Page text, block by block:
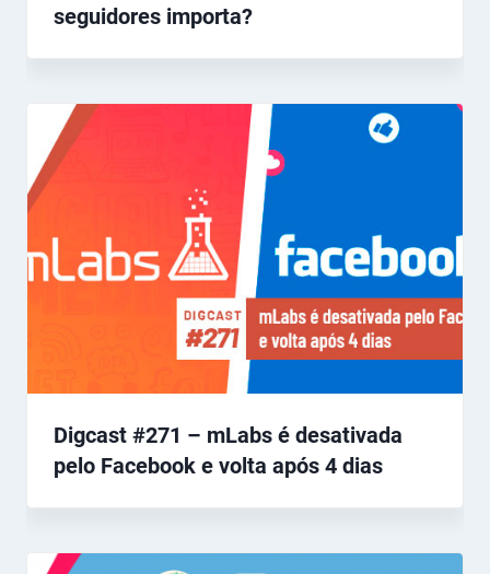
seguidores importa?
Digcast #271 – mLabs é desativada
pelo Facebook e volta após 4 dias